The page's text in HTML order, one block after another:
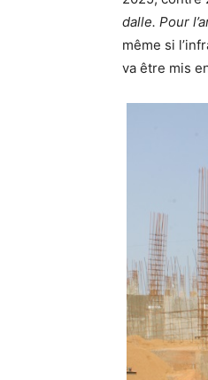
dalle. Pour
même si
va être mis